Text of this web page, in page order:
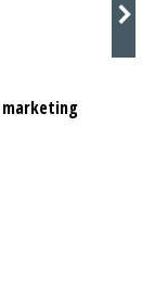
marketing